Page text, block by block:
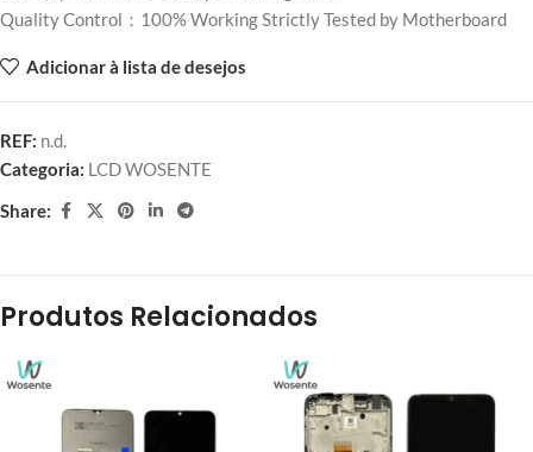
Quality Control：100% Working Strictly Tested by Motherboard
Adicionar à lista de desejos
REF: n.d.
Categoria: LCD WOSENTE
Share:
Produtos Relacionados